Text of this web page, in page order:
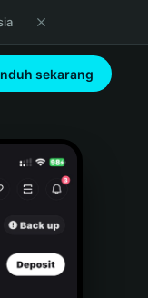
sekarang